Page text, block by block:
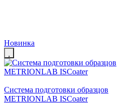
Новинка
Cистема подготовки образцов
METRIONLAB ISCoater